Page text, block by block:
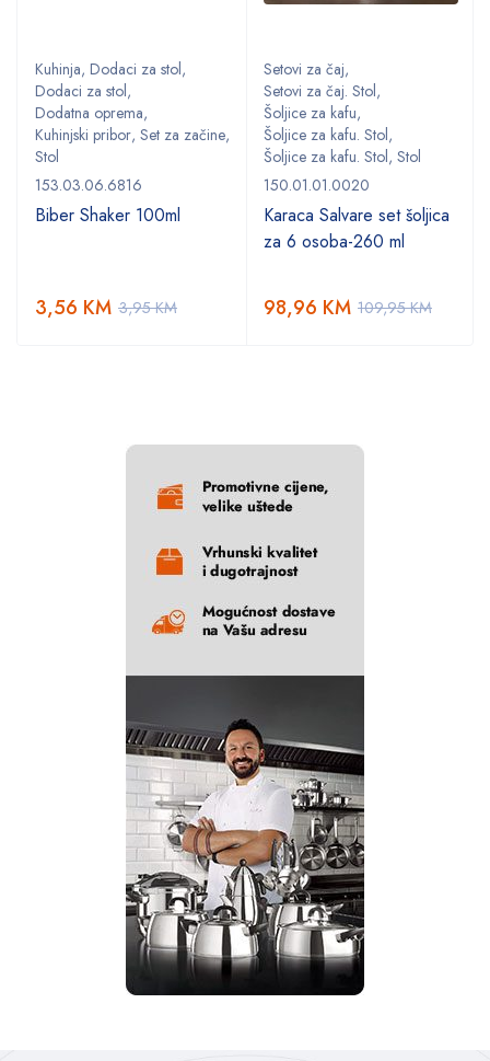
Kuhinja, Dodaci za stol,
Dodaci za stol,
Dodatna oprema,
Kuhinjski pribor, Set za začine,
Stol
153.03.06.6816
Biber Shaker 100ml
3,95KM
3,56 KM
Setovi za čaj,
Setovi za čaj. Stol,
Šoljice za kafu,
Šoljice za kafu. Stol,
Šoljice za kafu. Stol, Stol
150.01.01.0020
Karaca Salvare set šoljica
za 6 osoba-260 ml
109,95KM
98,96 KM